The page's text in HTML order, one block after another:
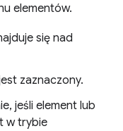
elementów.
się nad
zaznaczony.
jeśli element lub
w trybie